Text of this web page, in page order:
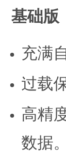
基础版
充满
过载
高精
数据